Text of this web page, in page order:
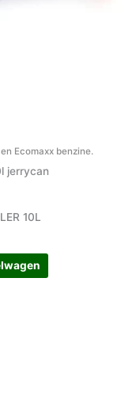
Ecomaxx benzine.
jerrycan
10L